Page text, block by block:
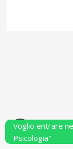
Voglio entrare
Psicologia"